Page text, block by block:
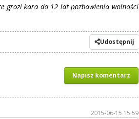
grozi kara do 12 lat pozbawienia wolności
Udostępnij
Napisz komentarz
2015-06-15 15:59